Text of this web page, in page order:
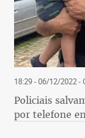
18:29 - 06/12/2022-
Policiais
por telefone